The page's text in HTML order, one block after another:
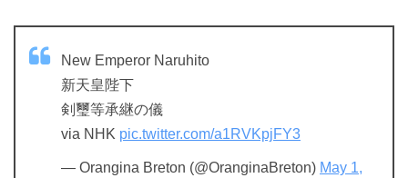
New Emperor Naruhito
新天皇陛下
剣璽等承継の儀
via NHK pic.twitter.com/a1RVKpjFY3
— Orangina Breton (@OranginaBreton) May 1,